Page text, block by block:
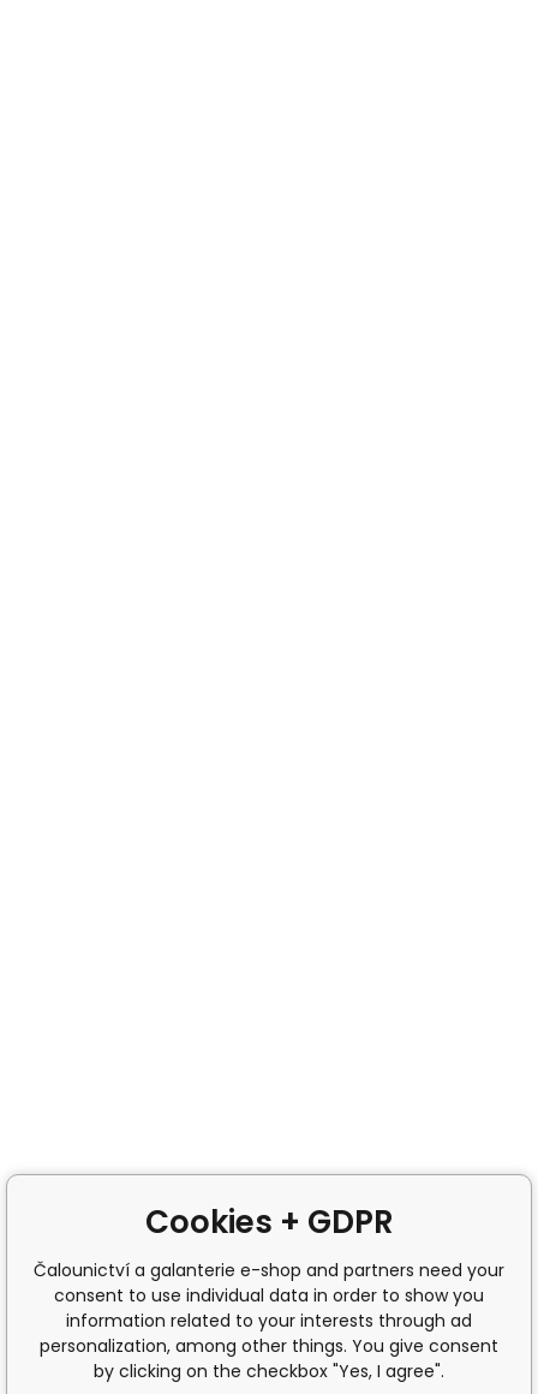
Cookies + GDPR
Čalounictví a galanterie e-shop and partners need your
consent to use individual data in order to show you
information related to your interests through ad
personalization, among other things. You give consent
by clicking on the checkbox "Yes, I agree".